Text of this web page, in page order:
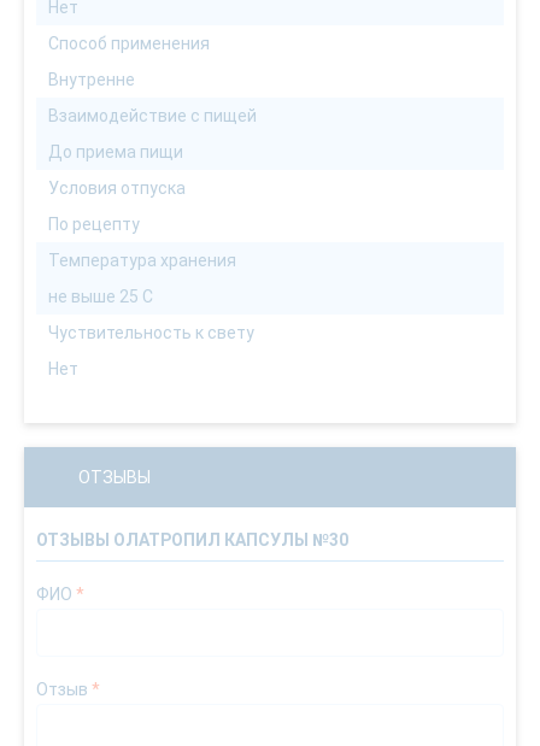
Нет
Способ применения
Внутренне
Взаимодействие с пищей
До приема пищи
Условия отпуска
По рецепту
Температура хранения
не выше 25 С
Чуствительность к свету
Нет
ОТЗЫВЫ
ОТЗЫВЫ ОЛАТРОПИЛ КАПСУЛЫ №30
ФИО *
Отзыв *